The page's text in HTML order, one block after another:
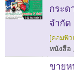
กระ
จำกัด
[คอมพิว
หนังสือ
ขายห